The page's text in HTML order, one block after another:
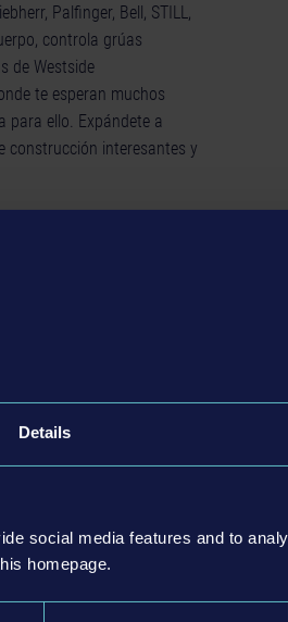
Details
social media features and to
homepage.
Palfinger, Bell, STILL,
controla grúas
de Westside
te esperan muchos
para ello. Expándete a
construcción interesantes y
controladores, el
cuatro regiones diferentes
Bell Equipment,
D8T, una retroexcavadora
una grúa torre 81K
de volquete B45E de